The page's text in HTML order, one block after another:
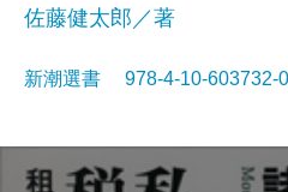
佐藤健太郎／著
新潮選書 978-4-10-